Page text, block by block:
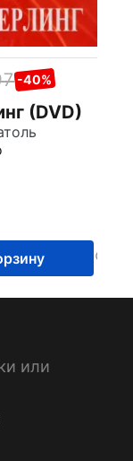
-40%
(DVD)
или